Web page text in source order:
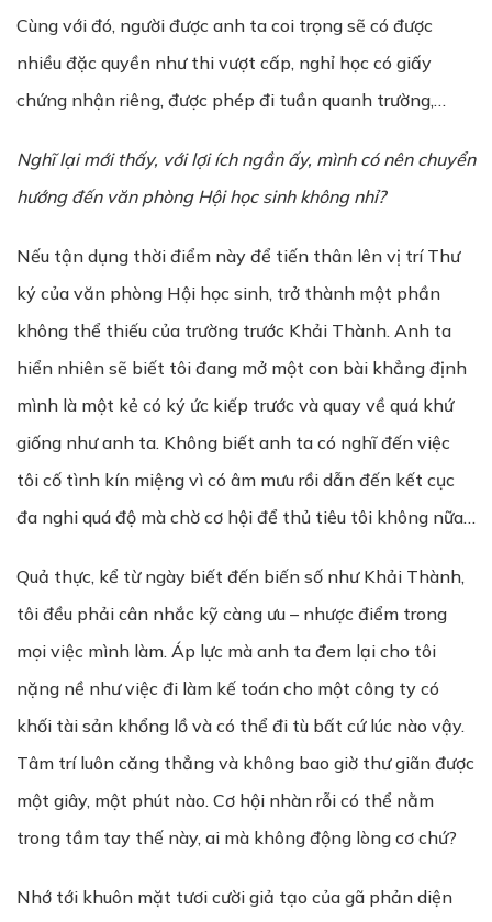
Cùng với đó, người được anh ta coi trọng sẽ có được
nhiều đặc quyền như thi vượt cấp, nghỉ học có giấy
chứng nhận riêng, được phép đi tuần quanh trường,…
Nghĩ lại mới thấy, với lợi ích ngần ấy, mình có nên chuyển
hướng đến văn phòng Hộihọc sinh không nhỉ?
Nếu tận dụng thời điểm này để tiến thân lên vị trí Thư
ký của văn phòng Hội học sinh, trở thành một phần
không thể thiếu của trường trước Khải Thành. Anh ta
hiển nhiên sẽ biết tôi đang mở một con bài khẳng định
mình là một kẻ có ký ức kiếp trước và quay về quá khứ
giống như anh ta. Không biết anh ta có nghĩ đến việc
tôi cố tình kín miệng vì có âm mưu rồi dẫn đến kết cục
đa nghi quá độ mà chờ cơ hội để thủ tiêu tôi không nữa…
Quả thực, kể từ ngày biết đến biến số như Khải Thành,
tôi đều phải cân nhắc kỹ càng ưu – nhược điểm trong
mọi việc mình làm. Áp lực mà anh ta đem lại cho tôi
nặng nề như việc đi làm kế toán cho một công ty có
khối tài sản khổng lồ và có thể đi tù bất cứ lúc nào vậy.
Tâm trí luôn căng thẳng và không bao giờ thư giãn được
một giây, một phút nào. Cơ hội nhàn rỗi có thể nằm
trong tầm tay thế này, ai mà không động lòng cơ chứ?
Nhớ tới khuôn mặt tươi cười giả tạo của gã phản diện